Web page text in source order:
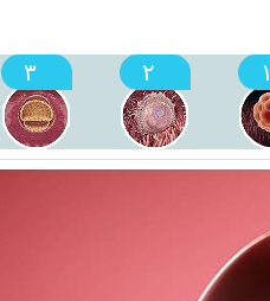
۳ ۲ ۱